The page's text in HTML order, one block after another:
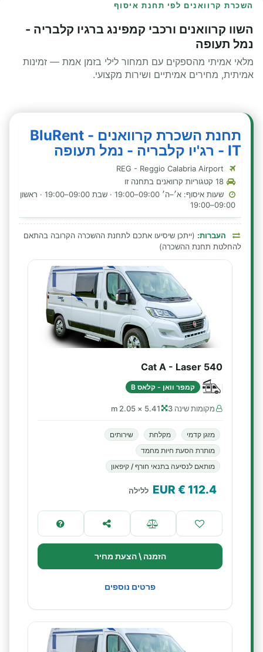
השכרת קרוואנים לפי תחנת איסוף
השוו קרוואנים ורכבי קמפינג ברגיו קלבריה -
נמל תעופה
מלאי אמיתי מהספקים עם תמחור לילי בזמן אמת — זמינות
אמיתית, מחירים אמיתיים ושירות מקצועי.
תחנת השכרת קרוואנים - BluRent
IT - רג'יו קלבריה - נמל תעופה
שעות איסוף: א׳–ה׳ 09:00–19:00 · שבת 09:00–19:00 · ראשון
09:00–19:00
העברות: (ייתכן שיסיעו אתכם לתחנת ההשכרה הקרובה בהתאם
להחלטת תחנת ההשכרה)
Cat A - Laser 540
קמפר וואן - קלאס B
מקומות שינה 3 5.41 × 2.05 m
מזגן קדמי מקלחת
שירותים
מותרת הסעת חיות מחמד
מותאם לנסיעה בתנאי חורף / קיפאון
112.4
€ EUR ללילה
הזמנה \ הצעת מחיר
פרטים נוספים